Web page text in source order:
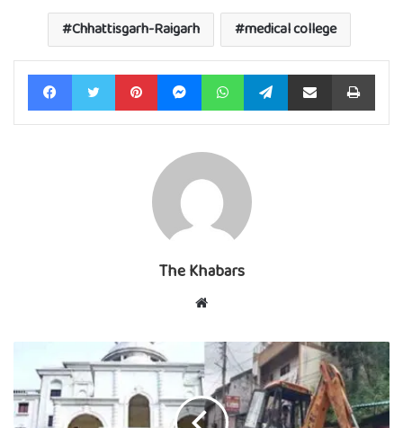
Chhattisgarh-Raigarh medical college
FacebookTwitter PinterestMessengerWhatsAppTelegramShare via Email Print
The Khabars
Website